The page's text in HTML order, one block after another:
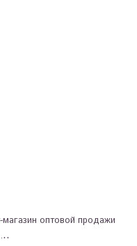
оптовой продажи
..